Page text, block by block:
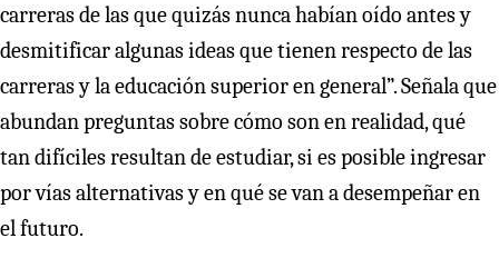
carreras de las que quizás nunca habían oído antes y
desmitificar algunas ideas que tienen respecto de las
carreras y la educación superior en general”. Señala que
abundan preguntas sobre cómo son en realidad, qué
tan difíciles resultan de estudiar, si es posible ingresar
por vías alternativas y en qué se van a desempeñar en
el futuro.